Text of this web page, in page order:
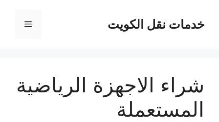
المحتوىخدمات نقل الكويت القائمة
شراء الاجهزة الرياضية
المستعملة